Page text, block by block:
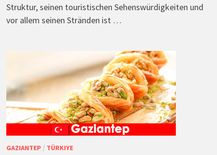
Struktur, seinen touristischen Sehenswürdigkeiten und
vor allem seinen Stränden ist …
GAZIANTEP / TÜRKIYE